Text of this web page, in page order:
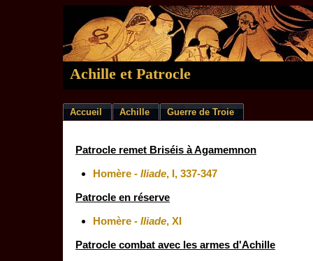
Achille et Patrocle
Accueil Achille Guerre de Troie
Patrocle remet Briséis à Agamemnon
Homère - Iliade, I, 337-347
Patrocle en réserve
Homère - Iliade, XI
Patrocle combat avec les armes d'Achille